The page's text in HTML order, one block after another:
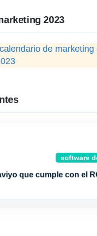
2023
de marketing
software
que cumple con el